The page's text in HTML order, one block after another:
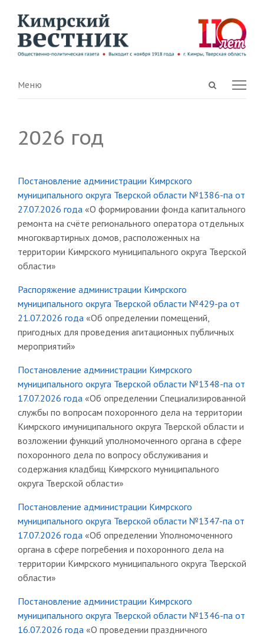
Open
Menu
Меню
2026 год
Постановление администрации Кимрского
муниципального округа Тверской области №1386-па от
27.07.2026 года «О формировании фонда капитального
ремонта на счёте регионального оператора отдельных
многоквартирных домов, расположенных на
территории Кимрского муниципального округа Тверской
области»
Распоряжение администрации Кимрского
муниципального округа Тверской области №429-ра от
21.07.2026 года «Об определении помещений,
пригодных для проведения агитационных публичных
мероприятий»
Постановление администрации Кимрского
муниципального округа Тверской области №1348-па от
17.07.2026 года «Об определении Специализированной
службы по вопросам похоронного дела на территории
Кимрского имуниципального округа Тверской области и
возложении функций уполномоченного органа в сфере
похоронного дела по вопросу обслуживания и
содержания кладбищ Кимрского муниципального
округа Тверской области»
Постановление администрации Кимрского
муниципального округа Тверской области №1347-па от
17.07.2026 года «Об определении Уполномоченного
органа в сфере погребения и похоронного дела на
территории Кимрского муниципального округа Тверской
области»
Постановление администрации Кимрского
муниципального округа Тверской области №1346-па от
16.07.2026 года «О проведении праздничного